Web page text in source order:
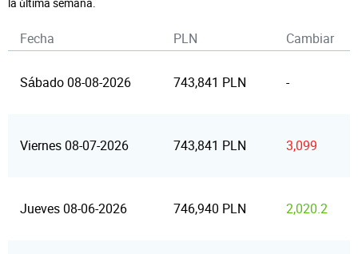
Fecha PLN Cambiar
Sábado 08-08-2026 743,841 PLN -
Viernes 08-07-2026 743,841 PLN 3,099
Jueves 08-06-2026 746,940 PLN 2,020.2